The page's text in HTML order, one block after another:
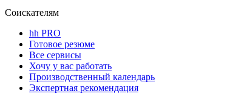
Соискателям
hh PRO
Готовое резюме
Все сервисы
Хочу у вас работать
Производственный календарь
Экспертная рекомендация